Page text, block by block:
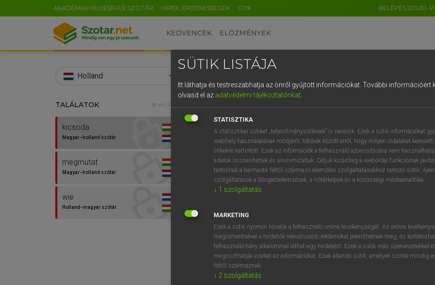
AKADÉMIAI HELYESÍRÁSI SZÓTÁR HÍREK, ÉRDEKESSÉGEK GYIK BELÉPÉS EDUID-
KEDVENCEK ELŐZMÉNYEK
Holland
TALÁLATOK 46 ms (3 db)
kicsoda
Magyar−holland szótár
megmutat
Magyar−holland szótár
wie
Holland−magyar szótár
Magyar−holland szótár
VAN ELŐFIZETÉSED?
megtekintéséhez.
BELÉPÉS
próbaverziójának
regisztrálok ésbelépek.
REGISZTRÁCIÓ
SÜTIK LISTÁJA
Itt láthatja és testreszabhatja az önről gyűjtött információkat. További információért
olvasd el az adatvédelmi tájékoztatónkat.
STATISZTIKA
A statisztikai sütiket „teljesítménysütiknek” is nevezik. Ezek a sütik információkat
webhely használatának módjáról, többek között arról, hogy milyen oldalakat keresett
linkekre kattintott. Ezek az információk a felhasználó azonosítására nem
adatok összesítettek és anonimizáltak. Céljuk kizárólag a weboldal funkcióinak
tartoznak a harmadik féltől származó elemzési szolgáltatásokhoz tartozó sütik;
szolgáltatások a látogatóelemzések, a hőtérképek és a közösségi médiaanalitika.
↓ 1 szolgáltatás
MARKETING
Ezek a sütik nyomon követik a felhasználó online tevékenységét. Az online
megismerésével a hirdetők relevánsabb reklámokat jeleníthetnek meg, és
felhasználó hány alkalommal láthat egy hirdetést. Ezek a sütik más szervezetekkel
megoszthatják ezeket az információkat. Ezek állandó sütik, amelyek szinte mindig
féltől származnak.
↓ 2 szolgáltatás
EN HU DE CN FR ES IT NL
0 1 2 3 4 5 6 7 8 9
q w e r t z u i
a s d f g h j k l é
í y x c v b n m , .